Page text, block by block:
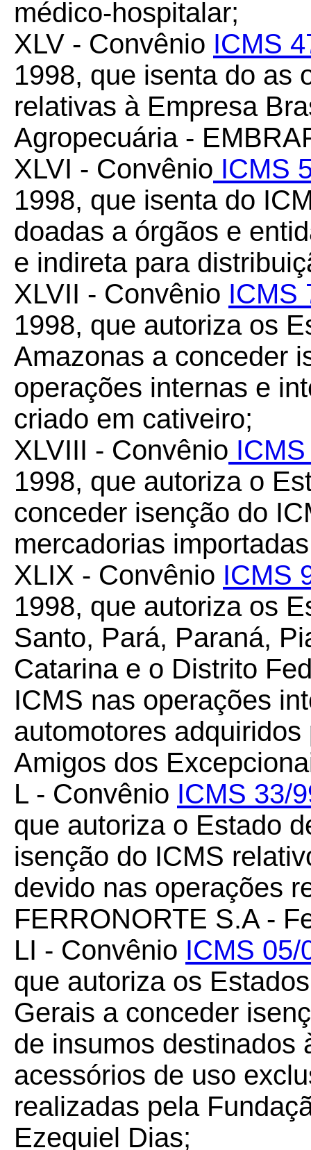
médico-hospitalar;
XLV - Convênio ICMS
1998, que isenta do as
relativas à Empresa
Agropecuária -
XLVI - Convênio ICMS
1998, que isenta do
doadas a órgãos e
e indireta para
XLVII - Convênio ICMS
1998, que autoriza os
Amazonas a conceder
operações internas e
criado em cativeiro;
XLVIII - Convênio
1998, que autoriza o
conceder isenção do
mercadorias
XLIX - Convênio ICMS
1998, que autoriza os
Santo, Pará, Paraná,
Catarina e o Distrito
ICMS nas operações
automotores
Amigos dos
L - Convênio ICMS 33/
que autoriza o Estado
isenção do ICMS
devido nas operações
FERRONORTE S.A -
LI - Convênio ICMS 05/
que autoriza os
Gerais a conceder
de insumos destinados
acessórios de uso
realizadas pela
Ezequiel Dias;